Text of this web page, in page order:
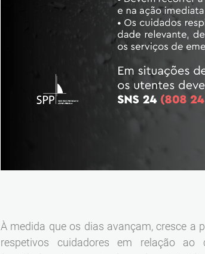
À medida que os dias avançam, cresce a
respetivos cuidadores em relação ao